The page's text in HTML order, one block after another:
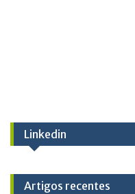
Linkedin
Artigos recentes